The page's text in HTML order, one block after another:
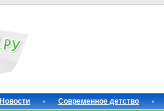
Новости
Современное детство